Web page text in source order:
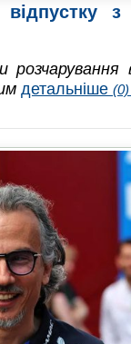
з
розчарування
детальніше (0)